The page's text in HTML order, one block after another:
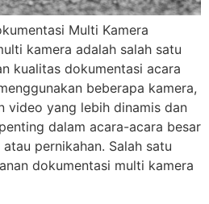
Multi Kamera
kamera adalah salah satu
kualitas dokumentasi acara
beberapa kamera,
video yang lebih dinamis dan
dalam acara-acara besar
pernikahan. Salah satu
dokumentasi multi kamera